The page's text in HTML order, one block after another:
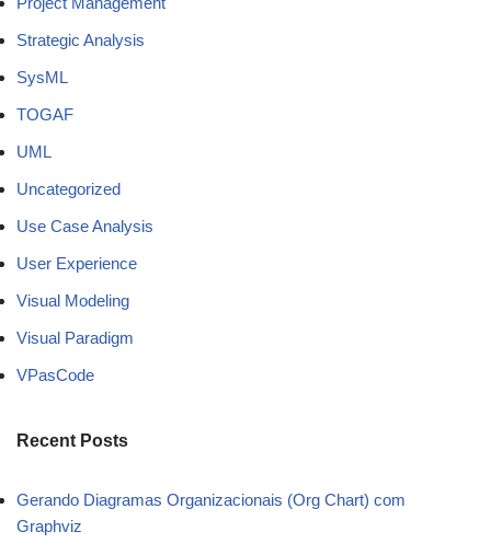
Strategic Analysis
SysML
TOGAF
UML
Uncategorized
Use Case Analysis
User Experience
Visual Modeling
Visual Paradigm
VPasCode
Recent Posts
Gerando Diagramas Organizacionais (Org Chart) com
Graphviz